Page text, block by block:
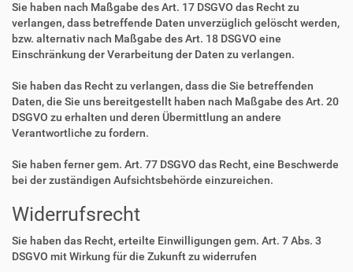
Sie haben nach Maßgabe des Art. 17 DSGVO das Recht zu
verlangen, dass betreffende Daten unverzüglich gelöscht werden,
bzw. alternativ nach Maßgabe des Art. 18 DSGVO eine
Einschränkung der Verarbeitung der Daten zu verlangen.
Sie haben das Recht zu verlangen, dass die Sie betreffenden
Daten, die Sie uns bereitgestellt haben nach Maßgabe des Art. 20
DSGVO zu erhalten und deren Übermittlung an andere
Verantwortliche zu fordern.
Sie haben ferner gem. Art. 77 DSGVO das Recht, eine Beschwerde
bei der zuständigen Aufsichtsbehörde einzureichen.
Widerrufsrecht
Sie haben das Recht, erteilte Einwilligungen gem. Art. 7 Abs. 3
DSGVO mit Wirkung für die Zukunft zu widerrufen